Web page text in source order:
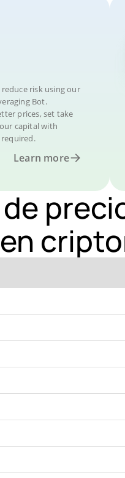
risk using our
Bot.
prices, set take
capital with
Learn more